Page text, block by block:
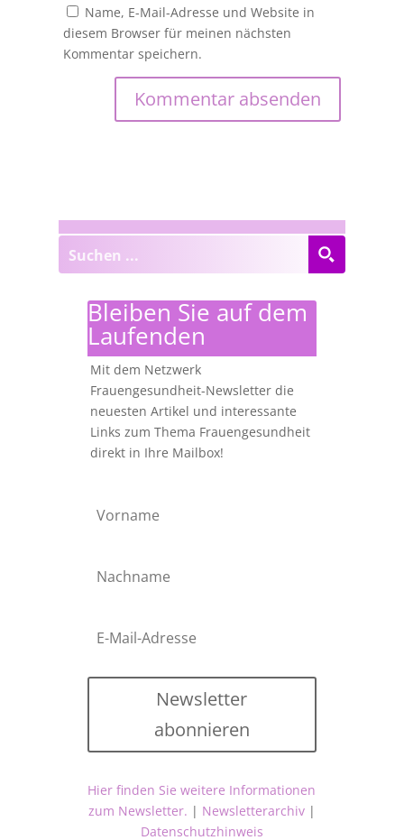
Name, E-Mail-Adresse und Website in
diesem Browser für meinen nächsten
Kommentar speichern.
Bleiben Sie auf dem
Laufenden
Mit dem Netzwerk
Frauengesundheit-Newsletter die
neuesten Artikel und interessante
Links zum Thema Frauengesundheit
direkt in Ihre Mailbox!
Newsletter
abonnieren
Hier finden Sie weitere Informationen
zum Newsletter. | Newsletterarchiv|
Datenschutzhinweis